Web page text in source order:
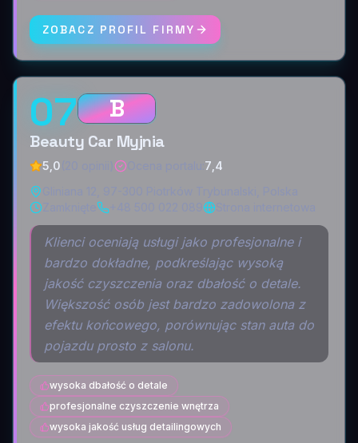
ZOBACZ PROFIL FIRMY
07 B
Beauty Car Myjnia
5,0
7,4
Klienci oceniają usługi jako profesjonalne i
bardzo dokładne, podkreślając wysoką
jakość czyszczenia oraz dbałość o detale.
Większość osób jest bardzo zadowolona z
efektu końcowego, porównując stan auta do
pojazdu prosto z salonu.
wysoka dbałość o detale
profesjonalne czyszczenie wnętrza
wysoka jakość usług detailingowych